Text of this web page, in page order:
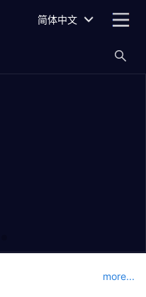
简体中文
more...